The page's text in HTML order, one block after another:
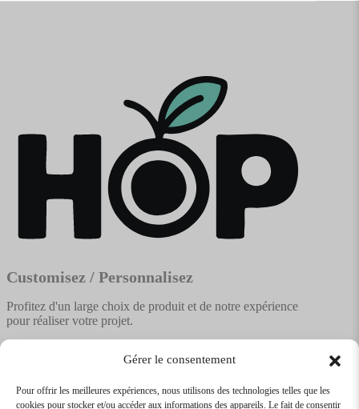
Gérer le consentement
Pour offrir les meilleures expériences, nous utilisons des technologies telles que les
cookies pour stocker et/ou accéder aux informations des appareils. Le fait de consentir
Customisez / Personnalisez
Profitez d'un large choix de produit et de notre expérience
pour réaliser votre projet.